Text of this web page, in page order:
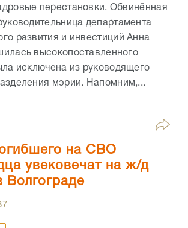
перестановки. Обвинённая
департамента
развития и инвестиций Анна
высокопоставленного
исключена из руководящего
мэрии. Напомним,...
на СВО
увековечат на ж/д
Волгограде